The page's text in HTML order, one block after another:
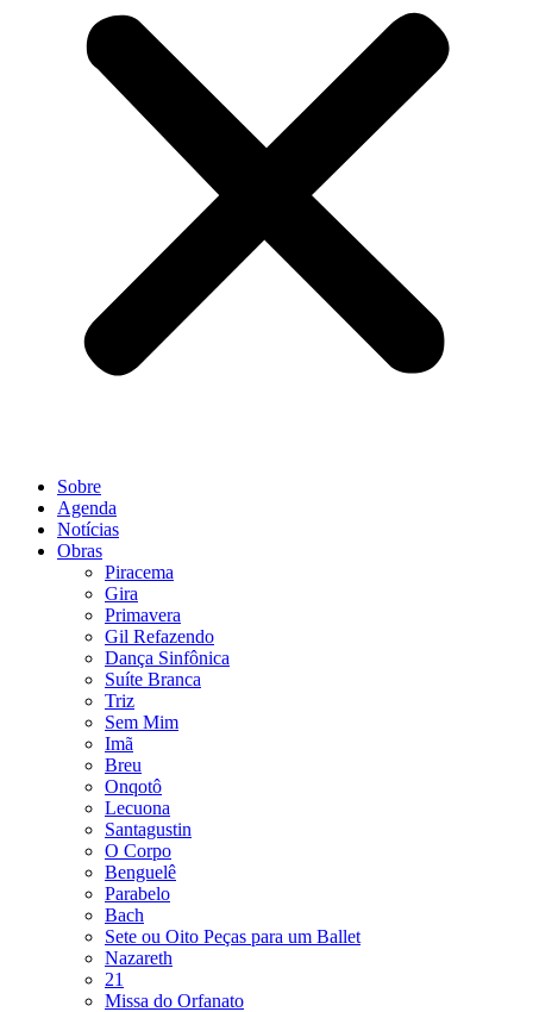
Sobre
Agenda
Notícias
Obras
Piracema
Gira
Primavera
Gil Refazendo
Dança Sinfônica
Suíte Branca
Triz
Sem Mim
Imã
Breu
Onqotô
Lecuona
Santagustin
O Corpo
Benguelê
Parabelo
Bach
Sete ou Oito Peças para um Ballet
Nazareth
21
Missa do Orfanato